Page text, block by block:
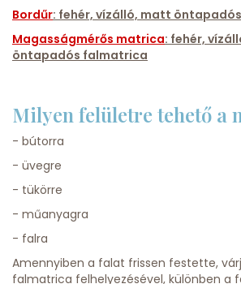
Bordűr: fehér, vízálló, matt
Magasságmérős matrica: fehér,
öntapadós falmatrica
Milyen felületre tehető a
- bútorra
- üvegre
- tükörre
- műanyagra
- falra
Amennyiben a falat frissen festette,
falmatrica felhelyezésével, különben a